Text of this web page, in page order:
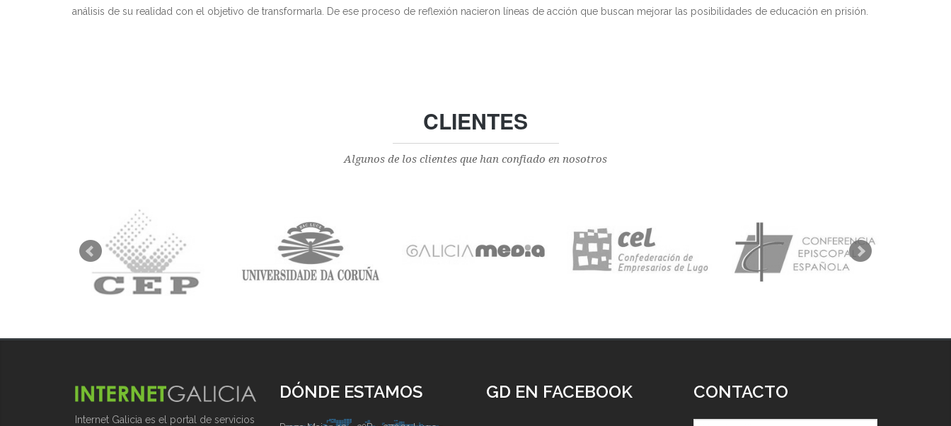
análisis de su realidad con el objetivo de transformarla. De ese proceso de reflexión nacieron líneas de acción que buscan mejorar las posibilidades de educación en prisión.
CLIENTES
Algunos de los clientes que han confiado en nosotros
Internet Galicia es el portal de servicios
DÓNDE ESTAMOS GD EN FACEBOOK CONTACTO